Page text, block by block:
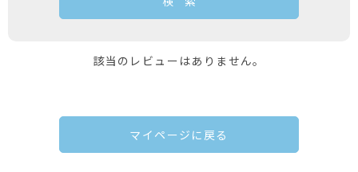
該当のレビューはありません。
マイページに戻る